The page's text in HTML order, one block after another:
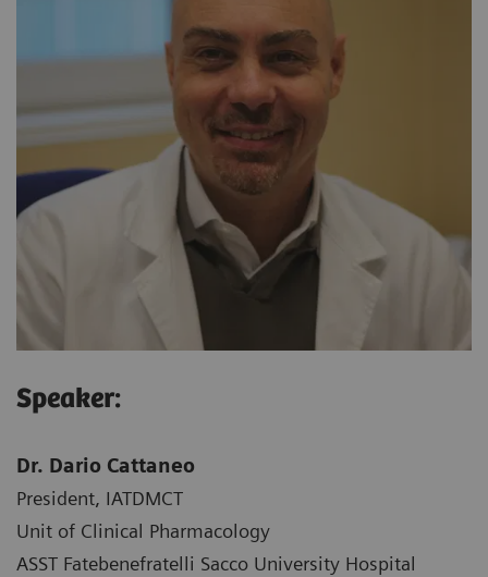
Speaker:
Dr. Dario Cattaneo
President, IATDMCT
Unit of Clinical Pharmacology
ASST Fatebenefratelli Sacco University Hospital